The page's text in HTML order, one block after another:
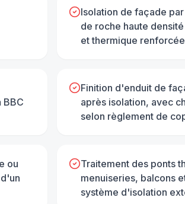
Isolation de façade
de roche haute
et thermique renforcée
Finition d'enduit de
après isolation, avec
selon règlement de
ou
Traitement des ponts
menuiseries, balcons
système d'isolation